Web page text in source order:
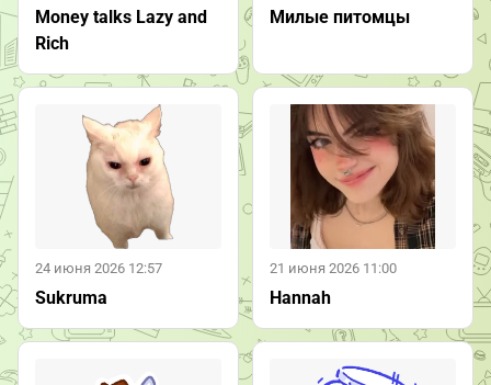
Money talks Lazy and
Rich
Милые питомцы
24 июня 2026 12:57
Sukruma
21 июня 2026 11:00
Hannah